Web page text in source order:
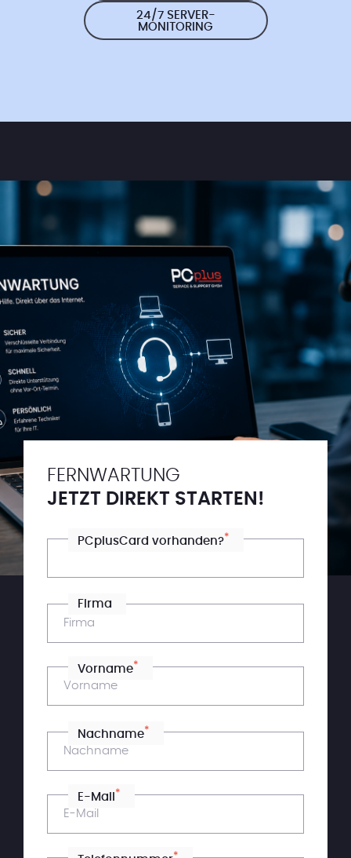
24/7 SERVER-
MONITORING
FERNWARTUNG
JETZT DIREKT STARTEN!
PCplusCard vorhanden?*
Firma
Vorname*
Nachname*
E-Mail *
*